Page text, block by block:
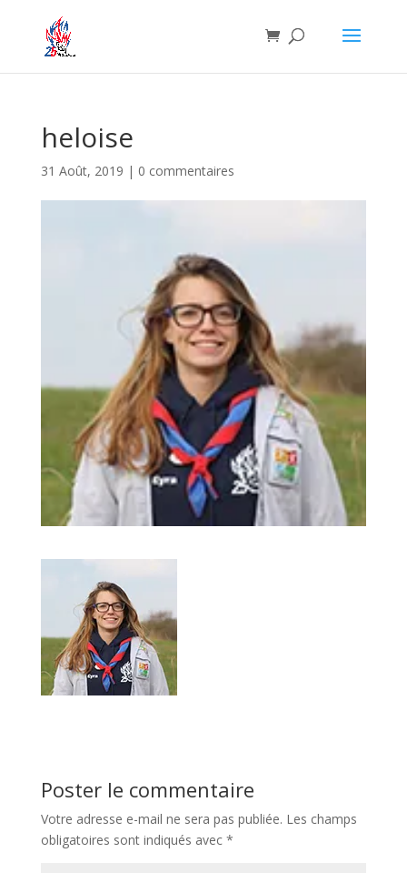
heloise
31 Août, 2019 | 0 commentaires
Poster le commentaire
Votre adresse e-mail ne sera pas publiée. Les champs
obligatoires sont indiqués avec *